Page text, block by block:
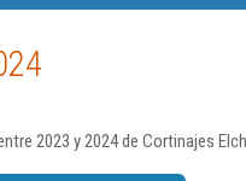
2023 y 2024 de Cortinajes